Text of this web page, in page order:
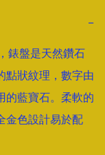
−
錶盤是天然鑽石
點狀紋理，數字由
的藍寶石。柔軟的
金色設計易於配